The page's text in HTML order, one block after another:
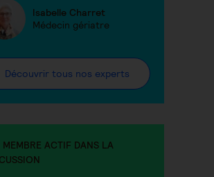
Isabelle Charret
Médecin gériatre
Découvrir tous nos experts
MEMBRE ACTIF DANS LA